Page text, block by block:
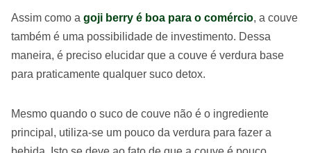
Assim como a goji berry é boa para o comércio, a couve
também é uma possibilidade de investimento. Dessa
maneira, é preciso elucidar que a couve é verdura base
para praticamente qualquer suco detox.
Mesmo quando o suco de couve não é o ingrediente
principal, utiliza-se um pouco da verdura para fazer a